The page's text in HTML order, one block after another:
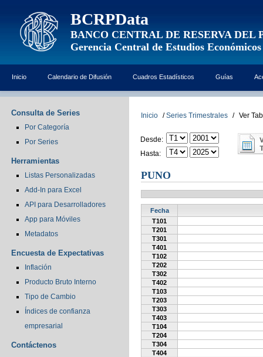
BCRPData
BANCO CENTRAL DE RESERVA DEL
Gerencia Central de Estudios Económicos
Inicio Calendario de Difusión Cuadros Estadísticos Guías
Consulta de Series
Por Categoría
Por Series
Herramientas
Listas Personalizadas
Add-In para Excel
API para Desarrolladores
App para Móviles
Metadatos
Encuesta de Expectativas
Inflación
Producto Bruto Interno
Tipo de Cambio
Índices de confianza
empresarial
Contáctenos
Inicio / Series Trimestrales / Ver
Desde:
Hasta:
PUNO
Fecha
T101
T201
T301
T401
T102
T202
T302
T402
T103
T203
T303
T403
T104
T204
T304
T404